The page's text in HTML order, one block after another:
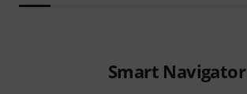
Smart Navigator